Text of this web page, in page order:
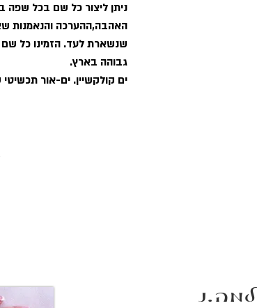
ניתן ליצור כל שם בכל שפה
האהבה,ההערכה והנאמנות
גבוהה בארץ.
ים קולקשיין. ים-אור